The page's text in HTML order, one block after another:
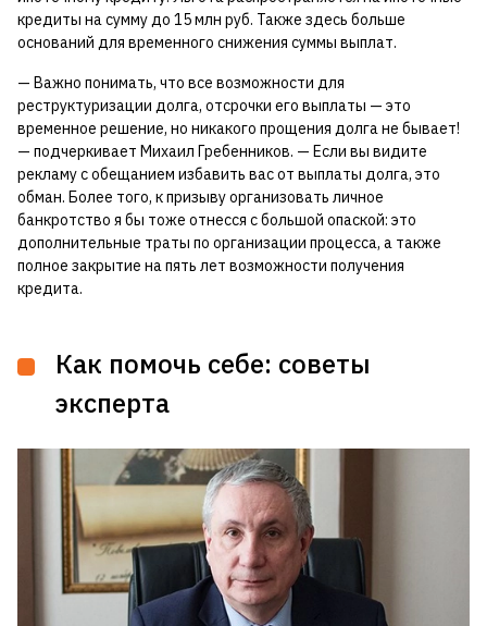
кредиты на сумму до 15 млн руб. Также здесь больше
оснований для временного снижения суммы выплат.
— Важно понимать, что все возможности для
реструктуризации долга, отсрочки его выплаты — это
временное решение, но никакого прощения долга не бывает!
— подчеркивает Михаил Гребенников. — Если вы видите
рекламу с обещанием избавить вас от выплаты долга, это
обман. Более того, к призыву организовать личное
банкротство я бы тоже отнесся с большой опаской: это
дополнительные траты по организации процесса, а также
полное закрытие на пять лет возможности получения
кредита.
Как помочь себе: советы
эксперта